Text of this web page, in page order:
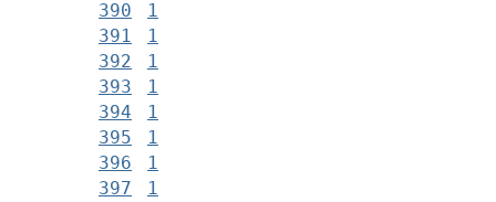
390
1
391
1
392
1
393
1
394
1
395
1
396
1
397
1